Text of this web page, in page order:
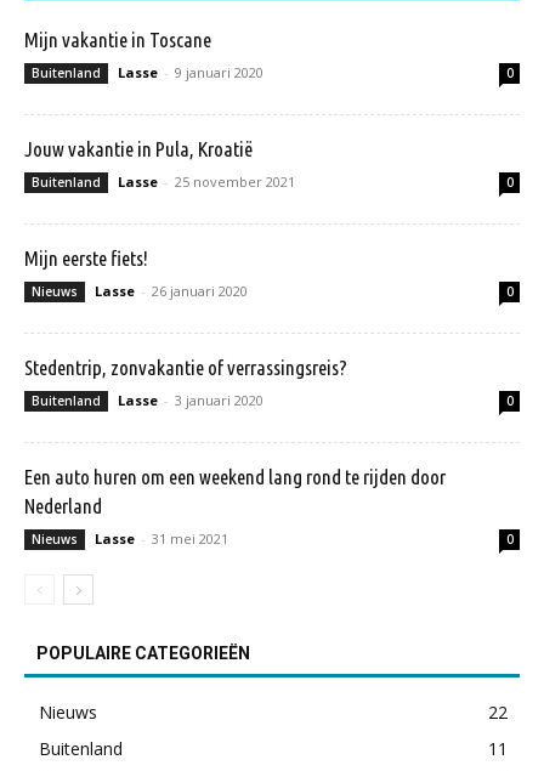
Mijn vakantie in Toscane
Buitenland Lasse - 9 januari 2020 0
Jouw vakantie in Pula, Kroatië
Buitenland Lasse - 25 november 2021 0
Mijn eerste fiets!
Nieuws Lasse - 26 januari 2020 0
Stedentrip, zonvakantie of verrassingsreis?
Buitenland Lasse - 3 januari 2020 0
Een auto huren om een weekend lang rond te rijden door
Nederland
Nieuws Lasse - 31 mei 2021 0
POPULAIRE CATEGORIEËN
Nieuws
22
Buitenland
11